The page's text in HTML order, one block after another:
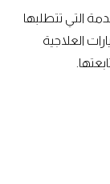
التي تتطلبها
العلاجية